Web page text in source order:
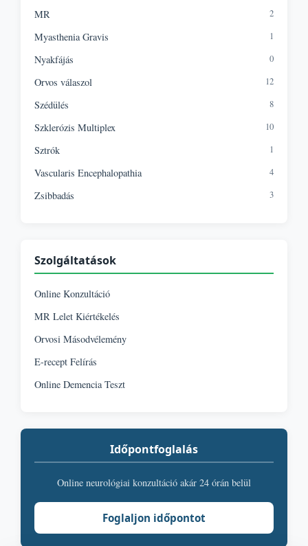
MR 2
Myasthenia Gravis 1
Nyakfájás 0
Orvos válaszol 12
Szédülés 8
Szklerózis Multiplex 10
Sztrók 1
Vascularis Encephalopathia 4
Zsibbadás 3
Szolgáltatások
Online Konzultáció
MR Lelet Kiértékelés
Orvosi Másodvélemény
E-recept Felírás
Online Demencia Teszt
Időpontfoglalás
Online neurológiai konzultáció akár 24 órán belül
Foglaljon időpontot